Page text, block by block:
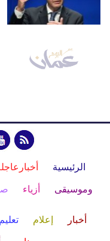
الرئيسية
وموسيقى أزياء
أخبار إعلام تعليم